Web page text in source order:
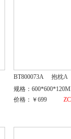
BT800073A
抱枕A
规格：
价格：￥699
ZC